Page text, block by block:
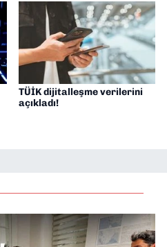
TÜİK dijitalleşme verilerini
açıkladı!